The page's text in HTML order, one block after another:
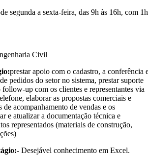
de segunda a sexta-feira, das 9h às 16h, com 1h
Civil
prestar apoio com o cadastro, a conferência
pedidos do setor no sistema, prestar suporte
up com os clientes e representantes via
elaborar as propostas comerciais e
de acompanhamento de vendas e os
e atualizar a documentação técnica e
representados (materiais de construção,
- Desejável conhecimento em Excel.